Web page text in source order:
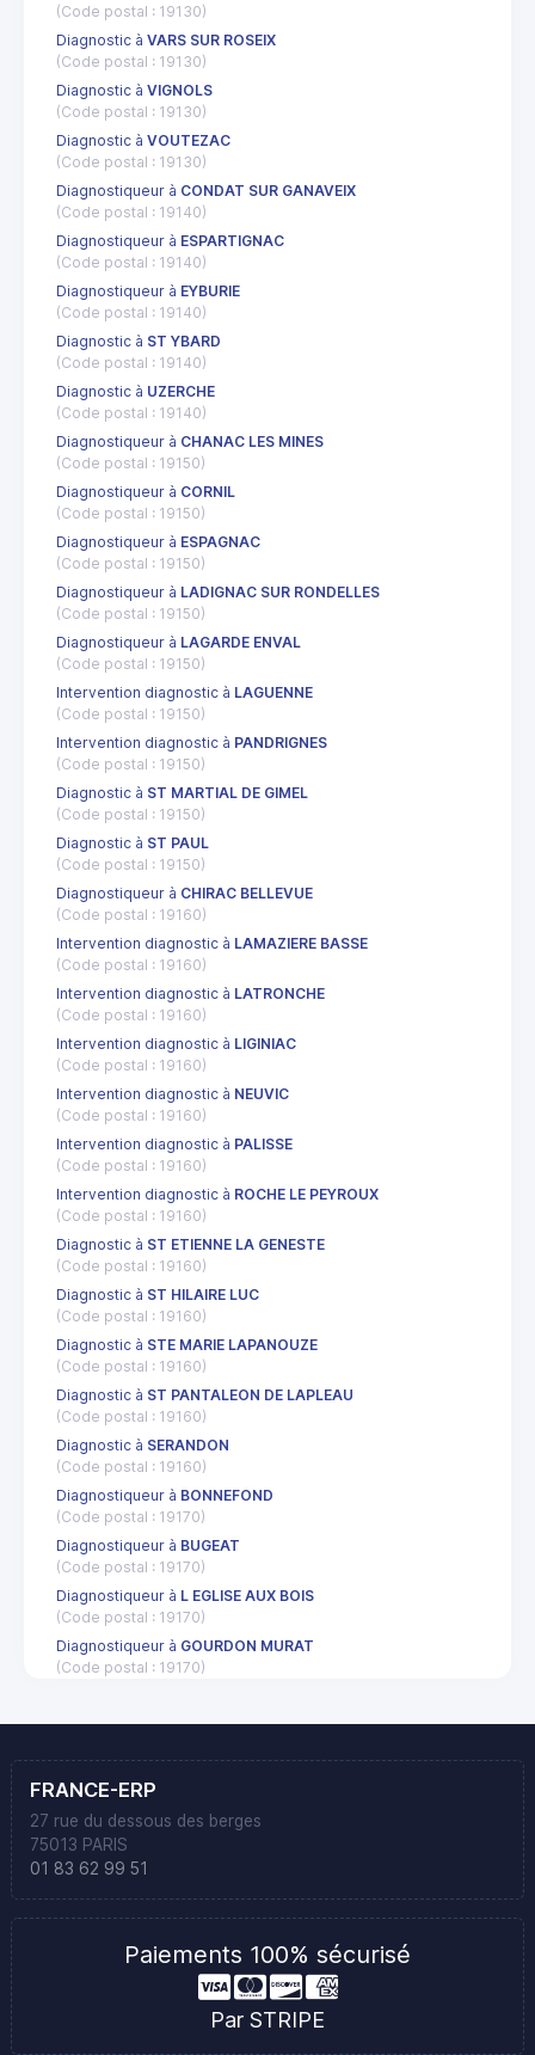
(Code postal : 19130)
Diagnostic à VARS SUR ROSEIX
(Code postal : 19130)
Diagnostic à VIGNOLS
(Code postal : 19130)
Diagnostic à VOUTEZAC
(Code postal : 19130)
Diagnostiqueur à CONDAT SUR GANAVEIX
(Code postal : 19140)
Diagnostiqueur à ESPARTIGNAC
(Code postal : 19140)
Diagnostiqueur à EYBURIE
(Code postal : 19140)
Diagnostic à ST YBARD
(Code postal : 19140)
Diagnostic à UZERCHE
(Code postal : 19140)
Diagnostiqueur à CHANAC LES MINES
(Code postal : 19150)
Diagnostiqueur à CORNIL
(Code postal : 19150)
Diagnostiqueur à ESPAGNAC
(Code postal : 19150)
Diagnostiqueur à LADIGNAC SUR RONDELLES
(Code postal : 19150)
Diagnostiqueur à LAGARDE ENVAL
(Code postal : 19150)
Intervention diagnostic à LAGUENNE
(Code postal : 19150)
Intervention diagnostic à PANDRIGNES
(Code postal : 19150)
Diagnostic à ST MARTIAL DE GIMEL
(Code postal : 19150)
Diagnostic à ST PAUL
(Code postal : 19150)
Diagnostiqueur à CHIRAC BELLEVUE
(Code postal : 19160)
Intervention diagnostic à LAMAZIERE BASSE
(Code postal : 19160)
Intervention diagnostic à LATRONCHE
(Code postal : 19160)
Intervention diagnostic à LIGINIAC
(Code postal : 19160)
Intervention diagnostic à NEUVIC
(Code postal : 19160)
Intervention diagnostic à PALISSE
(Code postal : 19160)
Intervention diagnostic à ROCHE LE PEYROUX
(Code postal : 19160)
Diagnostic à ST ETIENNE LA GENESTE
(Code postal : 19160)
Diagnostic à ST HILAIRE LUC
(Code postal : 19160)
Diagnostic à STE MARIE LAPANOUZE
(Code postal : 19160)
Diagnostic à ST PANTALEON DE LAPLEAU
(Code postal : 19160)
Diagnostic à SERANDON
(Code postal : 19160)
Diagnostiqueur à BONNEFOND
(Code postal : 19170)
Diagnostiqueur à BUGEAT
(Code postal : 19170)
Diagnostiqueur à L EGLISE AUX BOIS
(Code postal : 19170)
Diagnostiqueur à GOURDON MURAT
(Code postal : 19170)
FRANCE-ERP
27 rue du dessous des berges
75013 PARIS
01 83 62 99 51
Paiements 100% sécurisé
Par STRIPE